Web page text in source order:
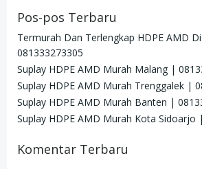
Pos-pos Terbaru
Termurah Dan Terlengkap HDPE AMD
081333273305
Suplay HDPE AMD Murah Malang |
Suplay HDPE AMD Murah Trenggalek |
Suplay HDPE AMD Murah Banten |
Suplay HDPE AMD Murah Kota Sidoarjo
Komentar Terbaru